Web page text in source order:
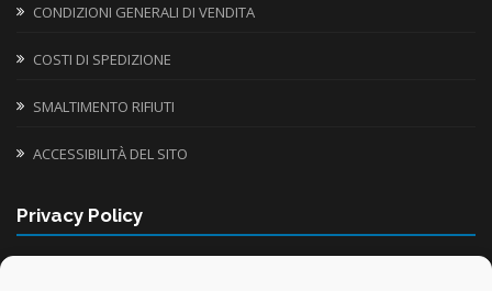
CONDIZIONI GENERALI DI VENDITA
COSTI DI SPEDIZIONE
SMALTIMENTO RIFIUTI
ACCESSIBILITÀ DEL SITO
Privacy Policy